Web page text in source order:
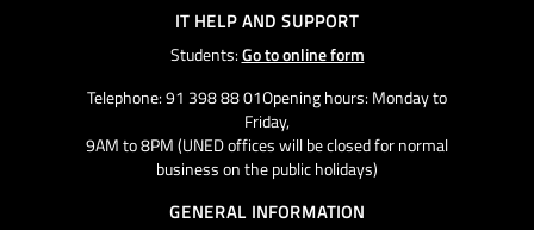
IT HELP AND SUPPORT
Students:Go to online form
Telephone: 91 398 88 01Opening hours: Monday to
Friday,
9AM to 8PM (UNED offices will be closed for normal
business on the public holidays)
GENERAL INFORMATION